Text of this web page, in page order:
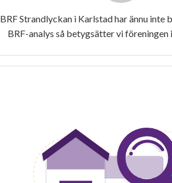
BRF Strandlyckan i Karlstad har ännu inte
BRF-analys så betygsätter vi föreningen